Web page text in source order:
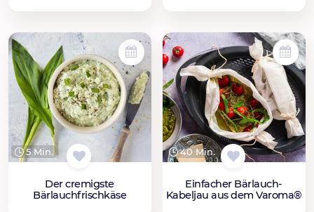
5 Min.
Der cremigste
Bärlauchfrischkäse
40 Min.
Einfacher Bärlauch-
Kabeljau aus dem Varoma®